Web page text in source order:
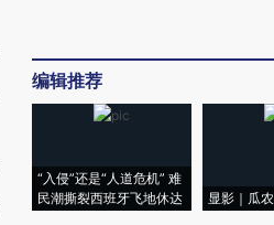
编辑推荐
“入侵”还是“人道危机” 难
民潮撕裂西班牙飞地休达
显影｜瓜